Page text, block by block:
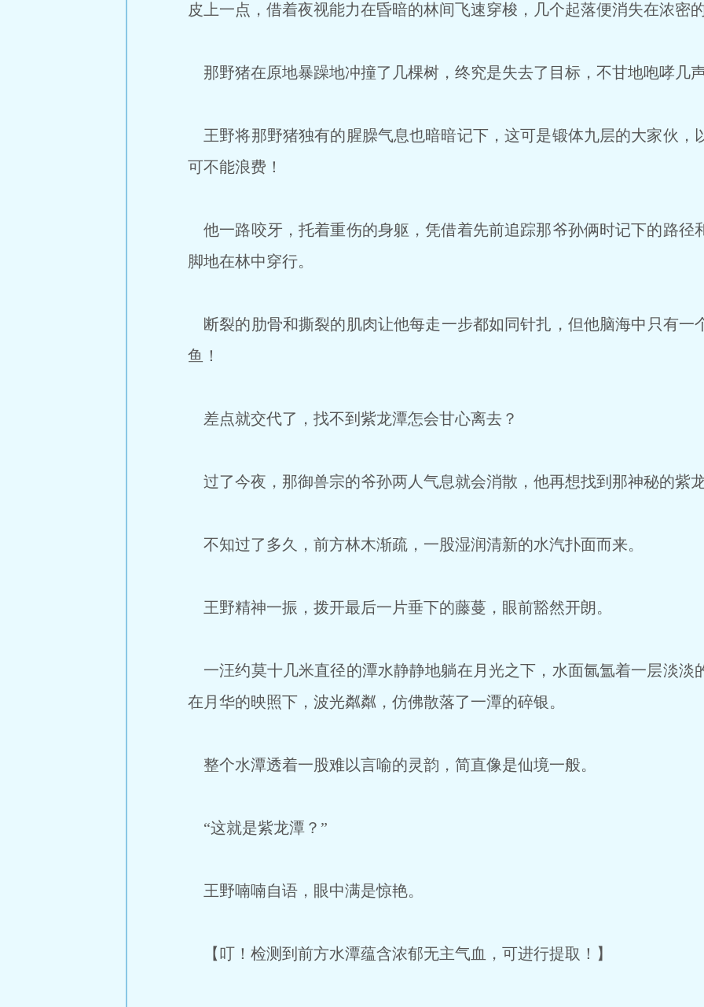
皮上一点，借着夜视能力在昏暗的林间飞速穿梭，几个起落便消失在浓密
那野猪在原地暴躁地冲撞了几棵树，终究是失去了目标，不甘地咆哮几
王野将那野猪独有的腥臊气息也暗暗记下，这可是锻体九层的大家伙，
可不能浪费！
他一路咬牙，托着重伤的身躯，凭借着先前追踪那爷孙俩时记下的路径
脚地在林中穿行。
断裂的肋骨和撕裂的肌肉让他每走一步都如同针扎，但他脑海中只有
鱼！
差点就交代了，找不到紫龙潭怎会甘心离去？
过了今夜，那御兽宗的爷孙两人气息就会消散，他再想找到那神秘的紫
不知过了多久，前方林木渐疏，一股湿润清新的水汽扑面而来。
王野精神一振，拨开最后一片垂下的藤蔓，眼前豁然开朗。
一汪约莫十几米直径的潭水静静地躺在月光之下，水面氤氲着一层淡淡
在月华的映照下，波光粼粼，仿佛散落了一潭的碎银。
整个水潭透着一股难以言喻的灵韵，简直像是仙境一般。
“这就是紫龙潭？”
王野喃喃自语，眼中满是惊艳。
【叮！检测到前方水潭蕴含浓郁无主气血，可进行提取！】